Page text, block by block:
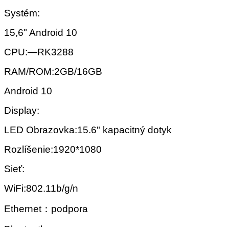
Systém:
15,6" Android 10
CPU:—RK3288
RAM/ROM:2GB/16GB
Android 10
Display:
LED Obrazovka:15.6" kapacitný dotyk
Rozlíšenie:1920*1080
Sieť:
WiFi:802.11b/g/n
Ethernet：podpora